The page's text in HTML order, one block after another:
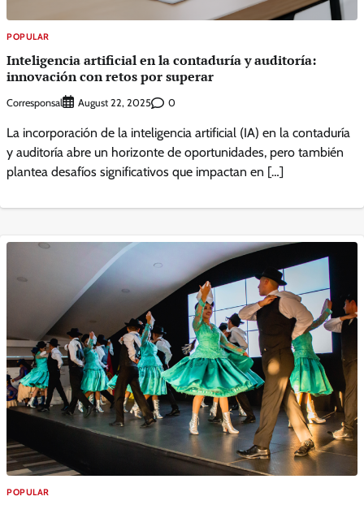
POPULAR
Inteligencia artificial en la contaduría y auditoría:
innovación con retos por superar
Corresponsal August 22, 2025 0
La incorporación de la inteligencia artificial (IA) en la contaduría
y auditoría abre un horizonte de oportunidades, pero también
plantea desafíos significativos que impactan en […]
POPULAR